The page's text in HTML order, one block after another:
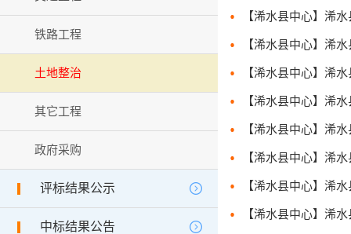
铁路工程
土地整治
其它工程
政府采购
评标结果公示
中标结果公告